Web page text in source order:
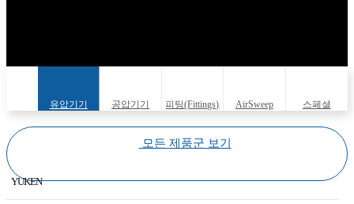
유압기기 공압기기 피팅(Fittings) AirSweep 스페셜
모든 제품군 보기
YUKEN